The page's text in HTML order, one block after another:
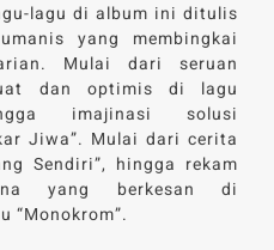
lagu di album ini ditulis
yang membingkai
Mulai dari seruan
dan optimis di lagu
imajinasi solusi
Jiwa”. Mulai dari cerita
Sendiri”, hingga rekam
yang berkesan di
“Monokrom”.